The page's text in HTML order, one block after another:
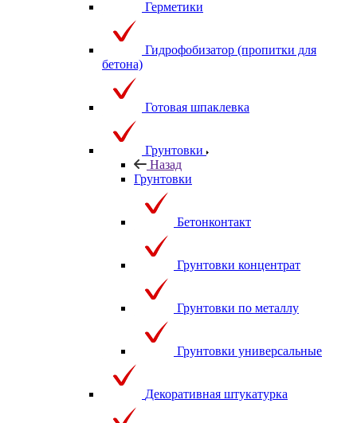
Герметики
Гидрофобизатор (пропитки для
бетона)
Готовая шпаклевка
Грунтовки
Назад
Грунтовки
Бетонконтакт
Грунтовки концентрат
Грунтовки по металлу
Грунтовки универсальные
Декоративная штукатурка